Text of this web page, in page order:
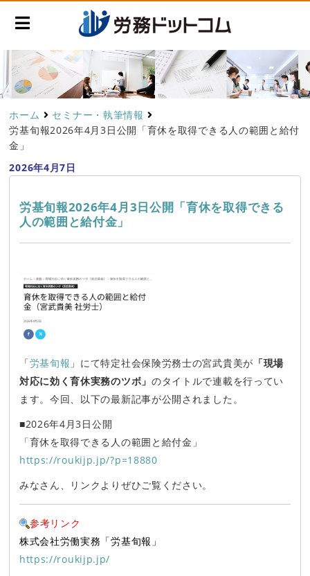
ホーム
セミナー・執筆情報
労基旬報2026年4月3日公開「育休を取得できる人の範囲と給付
金」
2026年4月7日
労基旬報2026年4月3日公開「育休を取得できる
人の範囲と給付金」
「労基旬報 」にて特定社会保険労務士の宮武貴美が 「現場
対応に効く育休実務のツボ」 のタイトルで連載を行ってい
ます。今回、以下の最新記事が公開されました。
■2026年4月3日公開
「育休を取得できる人の範囲と給付金」
https://roukijp.jp/?p=18880
みなさん、リンクよりぜひご覧ください。
参考リンク
株式会社労働実務「労基旬報」
https://roukijp.jp/